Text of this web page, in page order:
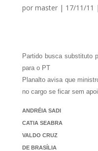
por master| 17/11/11 |
Partido busca substituto
para o PT
Planalto avisa que
no cargo se ficar sem
ANDRÉIA SADI
CATIA SEABRA
VALDO CRUZ
DE BRASÍLIA